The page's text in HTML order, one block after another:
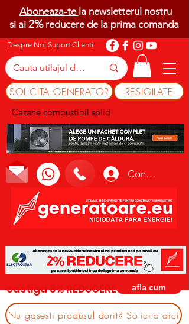
Despre Noi Suport Clienti
SOLICITA GENERATOR RESIGILATE
Cazane combustibil solid
Conectează-te
Aboneaza-te la newsletterul nostru
si ai 2%reducere de la prima comanda
castiga 3% REDUCERE afla cum
Nu gasesti produsul dorit? Solicita aici